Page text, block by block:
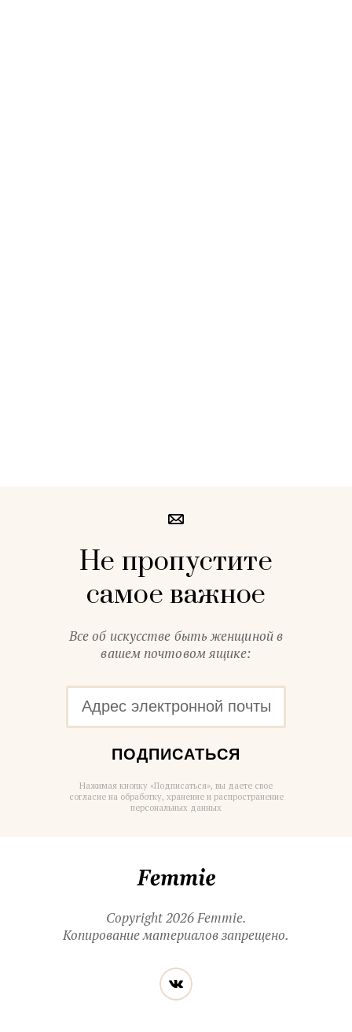
Не пропустите
самое важное
Все об искусстве быть женщиной в
вашем почтовом ящике:
ПОДПИСАТЬСЯ
Нажимая кнопку «Подписаться», вы даете свое
согласие на обработку, хранение и распространение
персональных данных
Copyright 2026 Femmie.
Копирование материалов запрещено.
Читайте
нас
в социальных